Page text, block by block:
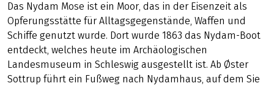
Das Nydam Mose ist ein Moor, das in der Eisenzeit als
Opferungsstätte für Alltagsgegenstände, Waffen und
Schiffe genutzt wurde. Dort wurde 1863 das Nydam-Boot
entdeckt, welches heute im Archäologischen
Landesmuseum in Schleswig ausgestellt ist. Ab Øster
Sottrup führt ein Fußweg nach Nydamhaus, auf dem Sie